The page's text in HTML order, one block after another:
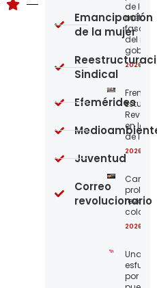
de los
del
2026-
Frente
en la
de los
2026-
Carta
2026-
por el
Emancipación
de la mujer
Sindical
Efemérides
Juventud
Correo
revolucionario